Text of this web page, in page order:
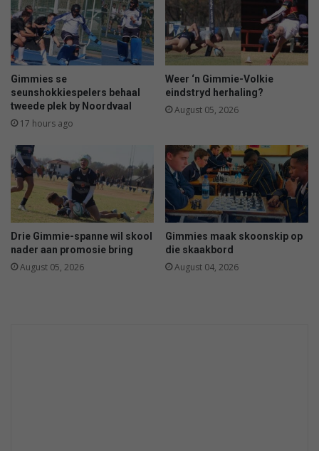
Gimmies se
seunshokkiespelers behaal
tweede plek by Noordvaal
17 hours ago
Weer ‘n Gimmie-Volkie
eindstryd herhaling?
August 05, 2026
Drie Gimmie-spanne wil skool
nader aan promosie bring
August 05, 2026
Gimmies maak skoonskip op
die skaakbord
August 04, 2026